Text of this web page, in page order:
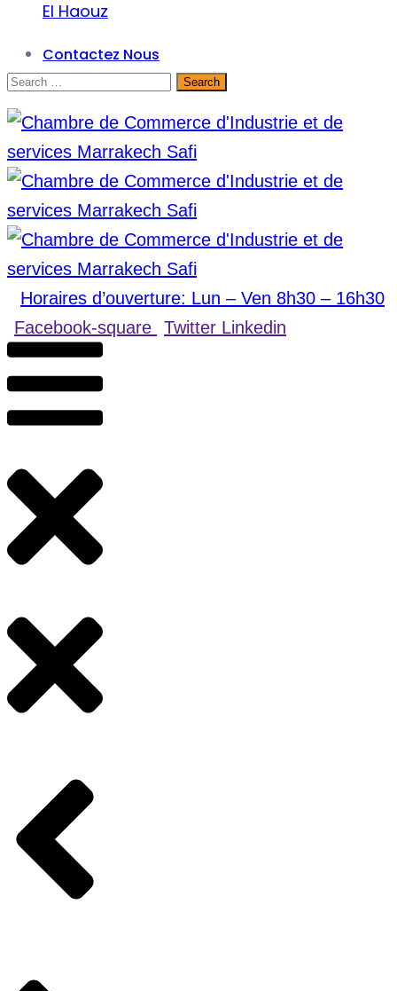
El Haouz
Contactez Nous
Horaires d’ouverture: Lun – Ven 8h30 – 16h30
Facebook-square
Twitter Linkedin